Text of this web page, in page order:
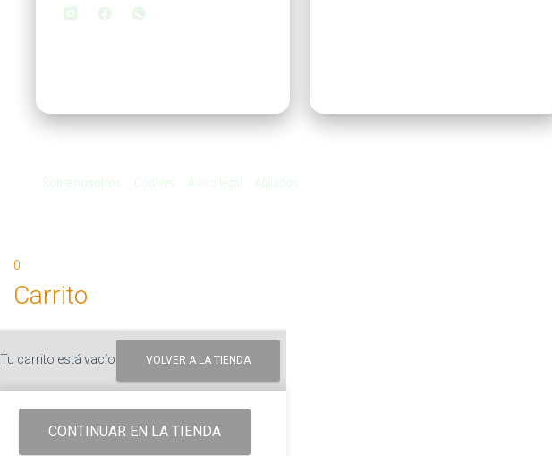
Sobre nosotros Cookies Aviso legal Afiliados
0
Carrito
Tu carrito está vacío VOLVER A LA TIENDA
CONTINUAR EN LA TIENDA